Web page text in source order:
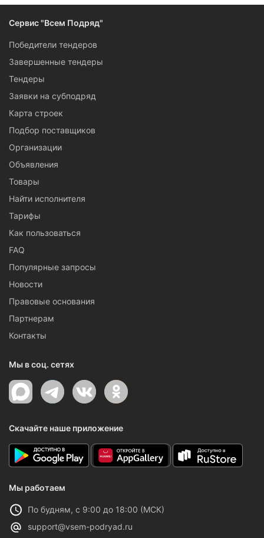
Сервис "Всем Подряд"
Победители тендеров
Завершенные тендеры
Тендеры
Заявки на субподряд
Карта строек
Подбор поставщиков
Организации
Объявления
Товары
Найти исполнителя
Тарифы
Как пользоваться
FAQ
Популярные запросы
Новости
Правовые основания
Партнерам
Контакты
Мы в соц. сетях
Скачайте наше приложение
Мы работаем
По будням, с 9:00 до 18:00 (МСК)
support@vsem-podryad.ru